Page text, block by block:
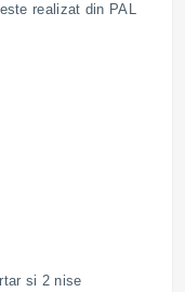
realizat din PAL
si 2 nise